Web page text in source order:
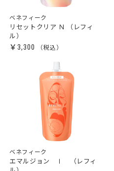
ベネフィーク
リセットクリア Ｎ （レフィ
ル）
￥3,300
ベネフィーク
エマルジョン Ⅰ （レフィ